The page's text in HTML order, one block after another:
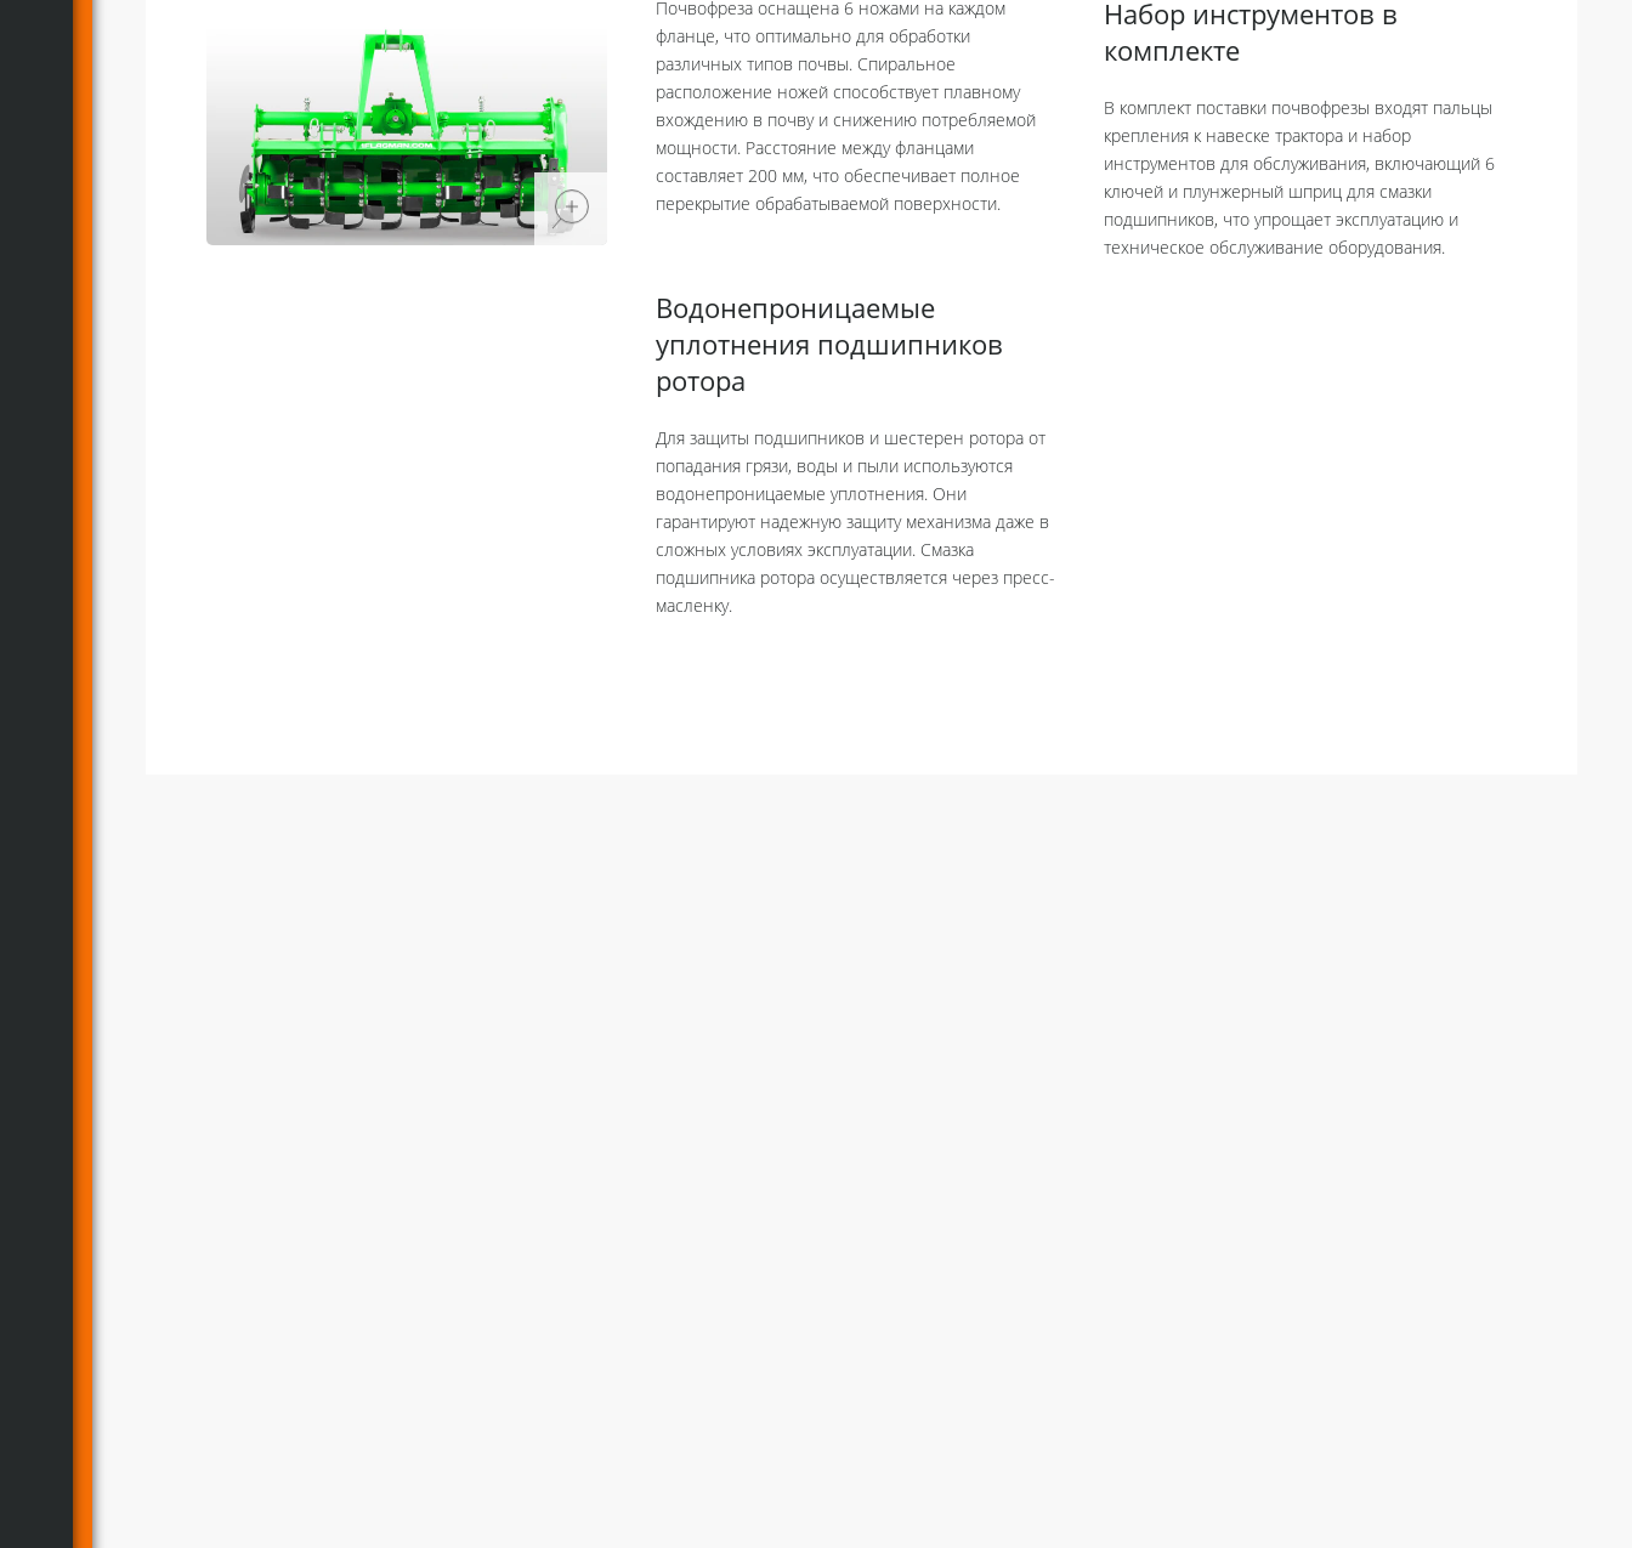
Почвофреза оснащена 6 ножами на каждом
фланце, что оптимально для обработки
различных типов почвы. Спиральное
расположение ножей способствует плавному
вхождению в почву и снижению потребляемой
мощности. Расстояние между фланцами
составляет 200 мм, что обеспечивает полное
перекрытие обрабатываемой поверхности.
Водонепроницаемые
уплотнения подшипников
ротора
Для защиты подшипников и шестерен ротора от
попадания грязи, воды и пыли используются
водонепроницаемые уплотнения. Они
гарантируют надежную защиту механизма даже в
сложных условиях эксплуатации. Смазка
подшипника ротора осуществляется через пресс-
масленку.
Набор инструментов в
комплекте
В комплект поставки почвофрезы входят пальцы
крепления к навеске трактора и набор
инструментов для обслуживания, включающий 6
ключей и плунжерный шприц для смазки
подшипников, что упрощает эксплуатацию и
техническое обслуживание оборудования.